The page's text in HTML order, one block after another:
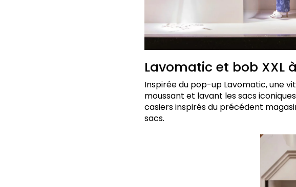
Lavomatic et bob XXL
Inspirée du pop-up Lavomatic, une
moussant et lavant les sacs
casiers inspirés du précédent
sacs.